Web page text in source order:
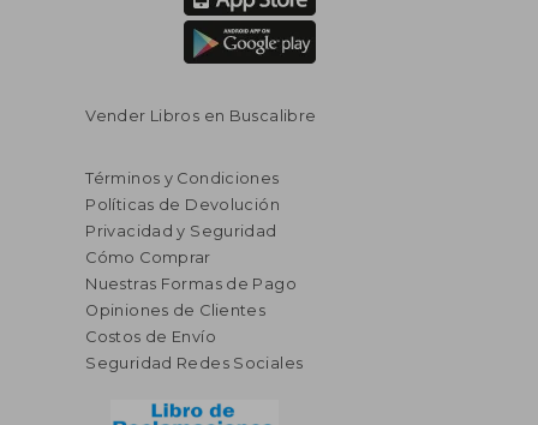
Vender Libros en Buscalibre
Términos y Condiciones
Políticas de Devolución
Privacidad y Seguridad
Cómo Comprar
Nuestras Formas de Pago
Opiniones de Clientes
Costos de Envío
Seguridad Redes Sociales